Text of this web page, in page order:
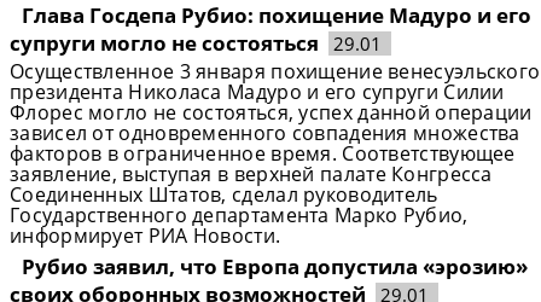
Глава Госдепа Рубио: похищение Мадуро и его
супруги могло не состояться
29.01
Осуществленное 3 января похищение венесуэльского
президента Николаса Мадуро и его супруги Силии
Флорес могло не состояться, успех данной операции
зависел от одновременного совпадения множества
факторов в ограниченное время. Соответствующее
заявление, выступая в верхней палате Конгресса
Соединенных Штатов, сделал руководитель
Государственного департамента Марко Рубио,
информирует РИА Новости.
Рубио заявил, что Европа допустила «эрозию»
своих оборонных возможностей
29.01